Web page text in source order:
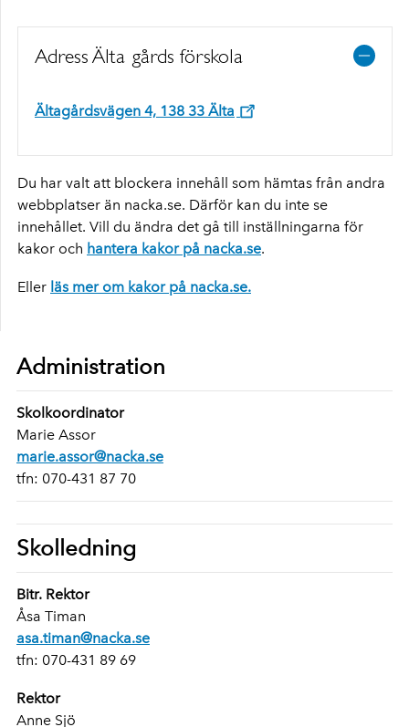
Adress Älta gårds förskola
Ältagårdsvägen 4, 138 33 Älta
Du har valt att blockera innehåll som hämtas från andra
webbplatser än nacka.se. Därför kan du inte se
innehållet. Vill du ändra det gå till inställningarna för
kakor och hantera kakor på nacka.se.
Eller läs mer om kakor på nacka.se.
Administration
Skolkoordinator
Marie Assor
marie.assor@nacka.se
tfn: 070-431 87 70
Skolledning
Bitr. Rektor
Åsa Timan
asa.timan@nacka.se
tfn: 070-431 89 69
Rektor
Anne Sjö